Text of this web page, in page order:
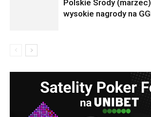
Polskie Środy
wysokie nagrody na